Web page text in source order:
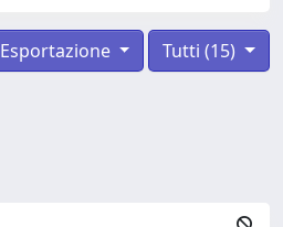
Tutti (15)
Esportazione